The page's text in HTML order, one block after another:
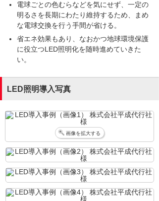
電球ごとの色むらなどを気にせず、一定の
明るさを長期にわたり維持するため、まめ
な電球交換を行う手間が省ける。
省エネ効果もあり、なおかつ地球環境保護
に役立つLED照明化を随時進めていきた
い。
LED照明導入写真
画像を拡大する